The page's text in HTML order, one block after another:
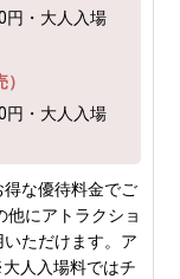
円・大人入場
円・大人入場
得な優待料金でご
他にアトラクショ
ただけます。ア
人入場料ではチ